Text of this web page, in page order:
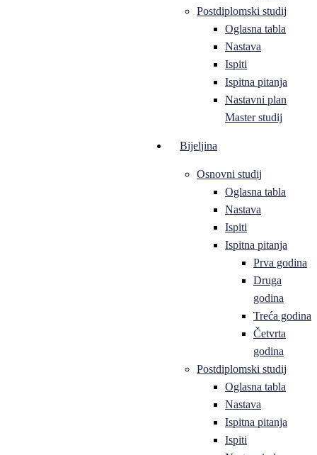
Postdiplomski studij
Oglasna tabla
Nastava
Ispiti
Ispitna pitanja
Nastavni plan
Master studij
Bijeljina
Osnovni studij
Oglasna tabla
Nastava
Ispiti
Ispitna pitanja
Prva godina
Druga
godina
Treća godina
Četvrta
godina
Postdiplomski studij
Oglasna tabla
Nastava
Ispitna pitanja
Ispiti